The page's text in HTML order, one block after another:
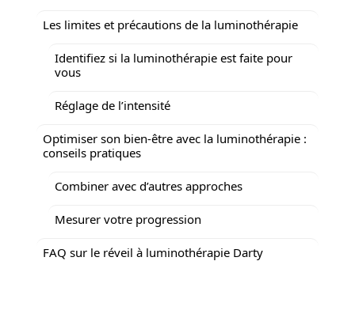
Les limites et précautions de la luminothérapie
Identifiez si la luminothérapie est faite pour
vous
Réglage de l’intensité
Optimiser son bien-être avec la luminothérapie :
conseils pratiques
Combiner avec d’autres approches
Mesurer votre progression
FAQ sur le réveil à luminothérapie Darty